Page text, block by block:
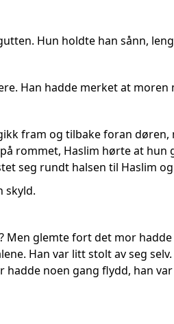
Hun holdte han sånn,
Han hadde merket at moren
fram og tilbake foran
rommet, Haslim hørte at hun
seg rundt halsen til Haslim og
skyld.
Men glemte fort det mor
Han var litt stolt av seg
noen gang flydd, han